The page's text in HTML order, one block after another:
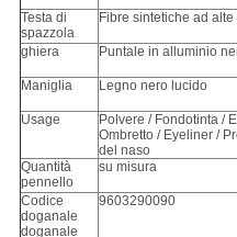
Testa di
spazzola
Fibre sintetiche ad
ghiera Puntale in alluminio
Maniglia Legno nero lucido
Usage
Polvere / Fondotinta /
Ombretto / Eyeliner /
del naso
Quantità
pennello
su misura
Codice
doganale
doganale
9603290090